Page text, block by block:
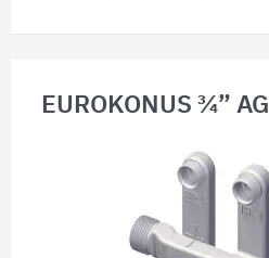
EUROKONUS ¾” AG